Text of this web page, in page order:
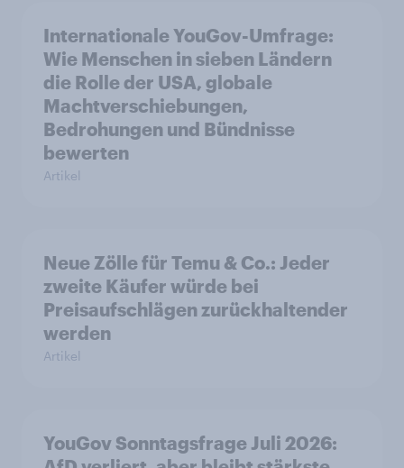
Internationale YouGov-Umfrage:
Wie Menschen in sieben Ländern
die Rolle der USA, globale
Machtverschiebungen,
Bedrohungen und Bündnisse
bewerten
Artikel
Neue Zölle für Temu & Co.: Jeder
zweite Käufer würde bei
Preisaufschlägen zurückhaltender
werden
Artikel
YouGov Sonntagsfrage Juli 2026: